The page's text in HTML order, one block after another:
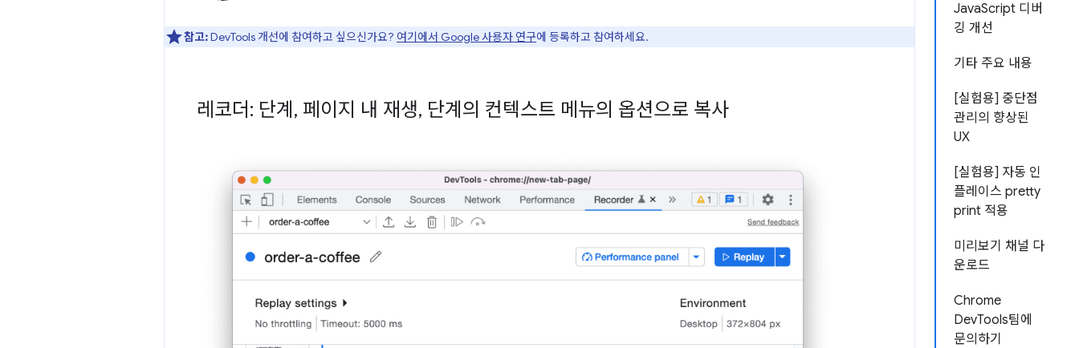
JavaScript 디버
깅 개선
기타 주요 내용
[실험용] 중단점
관리의 향상된
UX
[실험용] 자동 인
플레이스 pretty
print 적용
미리보기 채널 다
운로드
Chrome
DevTools팀에
문의하기
참고:DevTools 개선에 참여하고 싶으신가요? 여기에서 Google 사용자 연구에 등록하고 참여하세요.
레코더: 단계 , 페이지 내 재생, 단계의 컨텍스트 메뉴의 옵션으로 복사